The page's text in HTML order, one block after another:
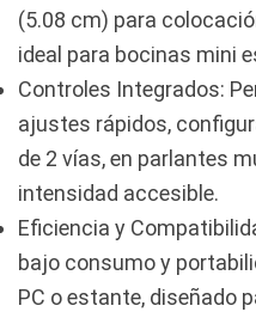
(5.08 cm) para
ideal para bocinas mini
Controles Integrados:
ajustes rápidos,
de 2 vías, en parlantes
intensidad accesible.
Eficiencia y
bajo consumo y
PC o estante, diseñado